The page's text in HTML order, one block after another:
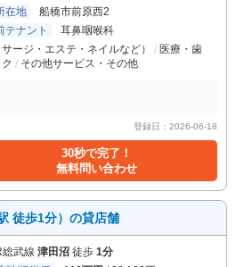
在地
船橋市前原西2
テナント
耳鼻咽喉科
ージ・エステ・ネイルなど）
医療・歯
その他サービス・その他
登録日：2026-06-18
30秒で完了！
無料問い合わせ
徒歩1分）の貸店舗
総武線 津田沼 徒歩 1分